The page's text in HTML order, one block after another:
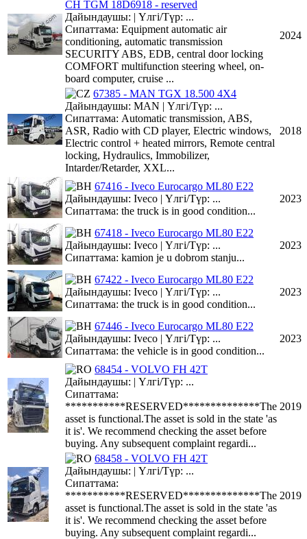
CH TGM 18D6918 - reserved
Дайындаушы: | Үлгі/Түр: ...
Сипаттама: Equipment automatic air
conditioning, automatic transmission
SECURITY ABS, EDB, central door locking
COMFORT multifunction steering wheel, on-
board computer, cruise ...
2024
67385 - MAN TGX 18.500 4X4
Дайындаушы: MAN | Үлгі/Түр: ...
Сипаттама: Automatic transmission, ABS,
ASR, Radio with CD player, Electric windows,
Electric control + heated mirrors, Remote central
locking, Hydraulics, Immobilizer,
Intarder/Retarder, XXL...
2018
67416 - Iveco Eurocargo ML80 E22
Дайындаушы: Iveco | Үлгі/Түр: ...
Сипаттама: the truck is in good condition...
2023
67418 - Iveco Eurocargo ML80 E22
Дайындаушы: Iveco | Үлгі/Түр: ...
Сипаттама: kamion je u dobrom stanju...
2023
67422 - Iveco Eurocargo ML80 E22
Дайындаушы: Iveco | Үлгі/Түр: ...
Сипаттама: the truck is in good condition...
2023
67446 - Iveco Eurocargo ML80 E22
Дайындаушы: Iveco | Үлгі/Түр: ...
Сипаттама: the vehicle is in good condition...
2023
68454 - VOLVO FH 42T
Дайындаушы: | Үлгі/Түр: ...
Сипаттама:
***********RESERVED**************The
asset is functional.The asset is sold in the state 'as
it is'. We recommend checking the asset before
buying. Any subsequent complaint regardi...
2019
68458 - VOLVO FH 42T
Дайындаушы: | Үлгі/Түр: ...
Сипаттама:
***********RESERVED**************The
asset is functional.The asset is sold in the state 'as
it is'. We recommend checking the asset before
buying. Any subsequent complaint regardi...
2019